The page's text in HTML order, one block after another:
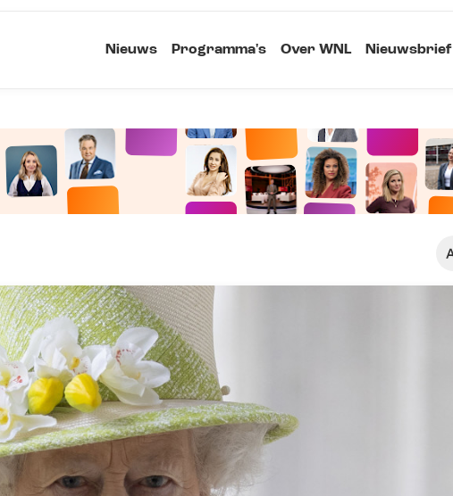
Nieuws Programma's Over WNL Nieuwsbrief